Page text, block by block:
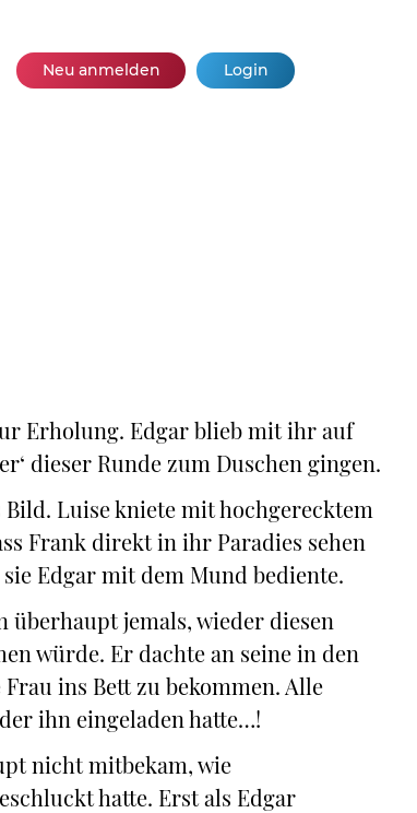
Neu anmelden Login
Erholung. Edgar blieb mit ihr auf
dieser Runde zum Duschen gingen.
Luise kniete mit hochgerecktem
Frank direkt in ihr Paradies sehen
Edgar mit dem Mund bediente.
überhaupt jemals, wieder diesen
würde. Er dachte an seine in den
ins Bett zu bekommen. Alle
ihn eingeladen hatte…!
nicht mitbekam, wie
hatte. Erst als Edgar